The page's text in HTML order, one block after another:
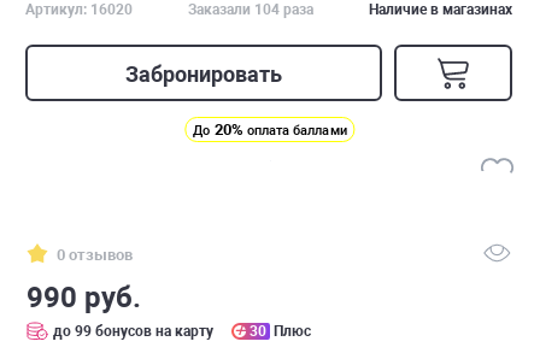
Артикул: 16020 Заказали 104 раза Наличие в магазинах
Забронировать
До 20% оплата баллами
0 отзывов
990 руб.
до 99 бонусов на карту 30 Плюс